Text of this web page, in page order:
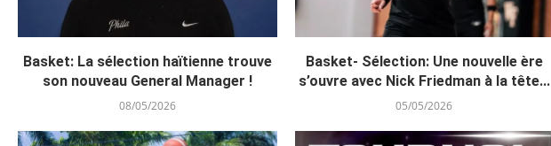
Basket: La sélection haïtienne trouve
son nouveau General Manager !
08/05/2026
Basket- Sélection: Une nouvelle ère
s’ouvre avec Nick Friedman à la tête...
05/05/2026